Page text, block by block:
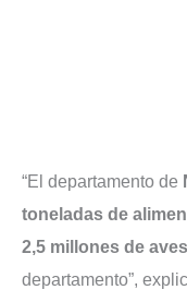
“El departamento de
toneladas de
2,5 millones de
departamento”,